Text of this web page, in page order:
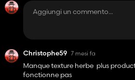
Christophe59 7 mesi fa
Manque texture herbe plus
fonctionne pas